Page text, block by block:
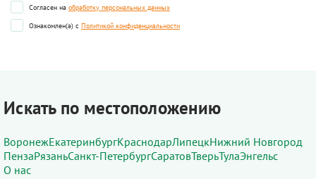
Согласен на обработку персональных данных
Ознакомлен(а) с Политикой конфиденциальности
Искать по местоположению
ВоронежЕкатеринбургКраснодарЛипецкНижний Новгород
ПензаРязаньСанкт-ПетербургСаратовТверьТулаЭнгельс
О нас